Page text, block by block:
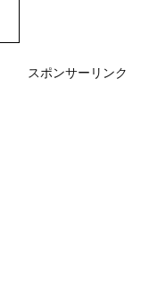
スポンサーリンク